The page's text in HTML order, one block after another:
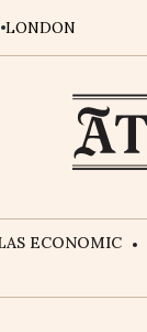
LONDON
ECONOMIC